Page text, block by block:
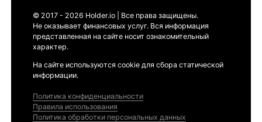
© 2017 - 2026 Holder.io | Все права защищены.
Не оказывает финансовых услуг. Вся информация
представленная на сайте носит ознакомительный
характер.
На сайте используются cookie для сбора статической
информации.
Политика конфиденциальности
Правила использования
Политика обработки персональных данных